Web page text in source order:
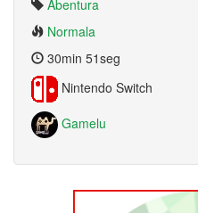
Abentura
Normala
30min 51seg
Nintendo Switch
Gamelu